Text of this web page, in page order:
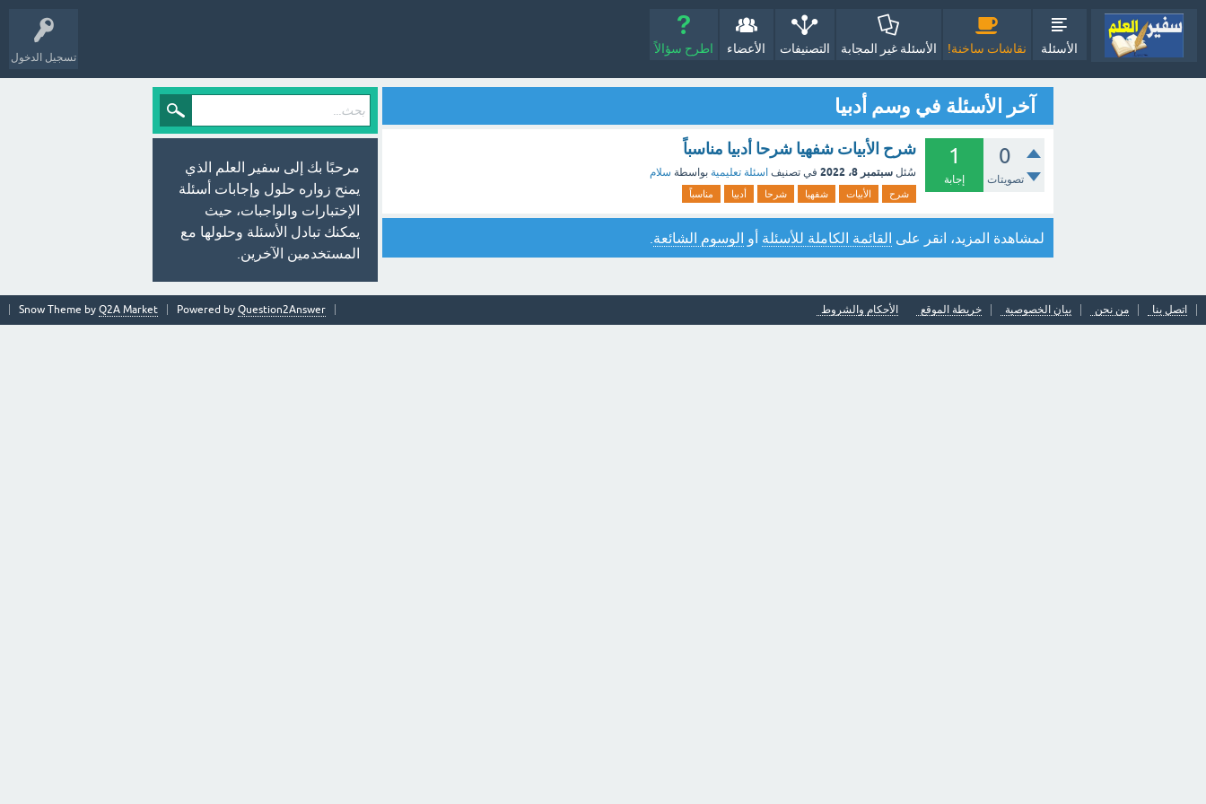
تسجيل الدخول
الأسئلة نقاشات ساخنة! الأسئلة غير المجابة التصنيفات الأعضاء اطرح سؤالاً
آخر الأسئلة في وسم أدبيا
0
تصويتات
1
إجابة
شرح الأبيات شفهيا شرحا أدبيا مناسباً
سُئل سبتمبر 8، 2022 في تصنيف اسئلة تعليمية بواسطة سلام
شرح الأبيات شفهيا شرحا أدبيا مناسباً
لمشاهدة المزيد، انقر على القائمة الكاملة للأسئلة أو الوسوم الشائعة
مرحبًا بك إلى سفير العلم الذي
يمنح زواره حلول وإجابات أسئلة
الإختبارات والواجبات، حيث
يمكنك تبادل الأسئلة وحلولها مع
المستخدمين الآخرين.
اتصل بنا من نحن بيان الخصوصية خريطة الموقع الأحكام والشروط Snow Theme by Q2A Market Powered by Question2Answer